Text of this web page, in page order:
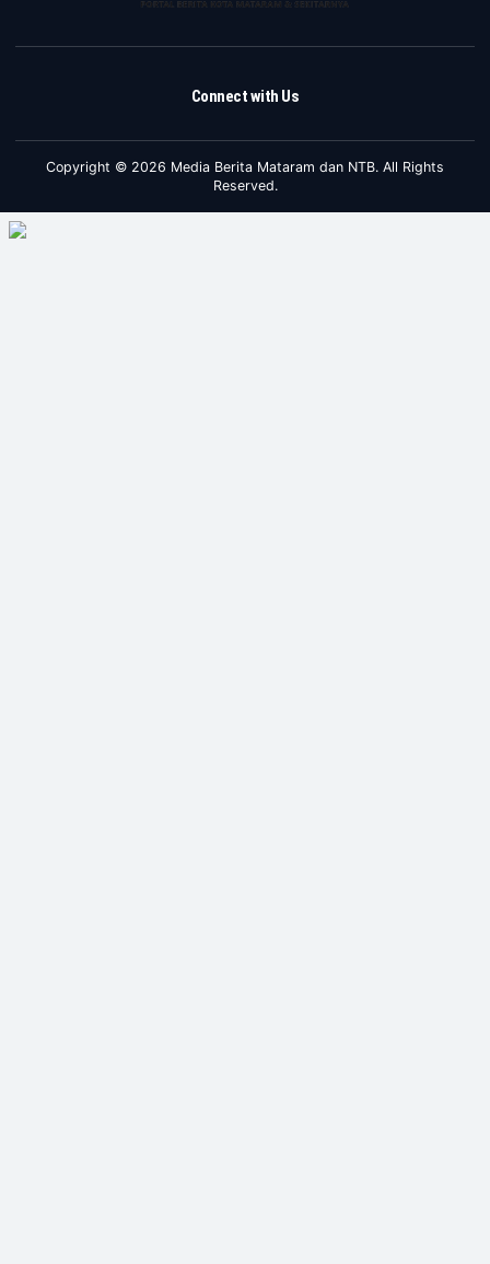
Connect with Us
Copyright © 2026 Media Berita Mataram dan NTB. All Rights
Reserved.